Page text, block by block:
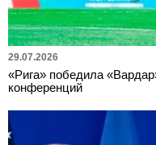
29.07.2026
«Рига» победила
конференций